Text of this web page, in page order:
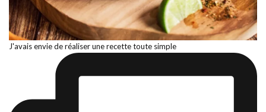
J'avais envie de réaliser une recette toute simple